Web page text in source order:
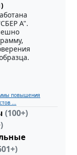
А".
повышения
...
(100+)